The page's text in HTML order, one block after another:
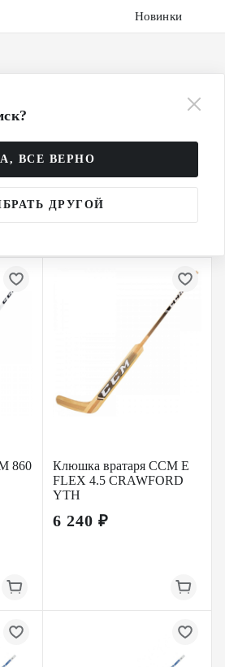
ВСЕ ВЕРНО
ДРУГОЙ
860
Клюшка вратаря CCM E
FLEX 4.5 CRAWFORD
YTH
6 240 ₽
Новинки